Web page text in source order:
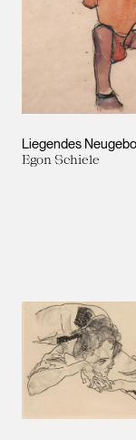
Liegendes
Egon Schiele